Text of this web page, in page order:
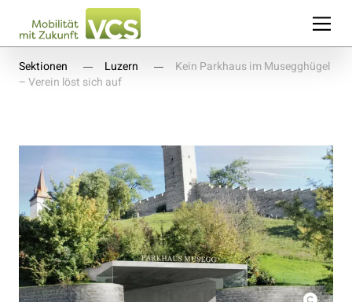
Sektionen Luzern
Kein Parkhaus im Musegghügel
– Verein löst sich auf